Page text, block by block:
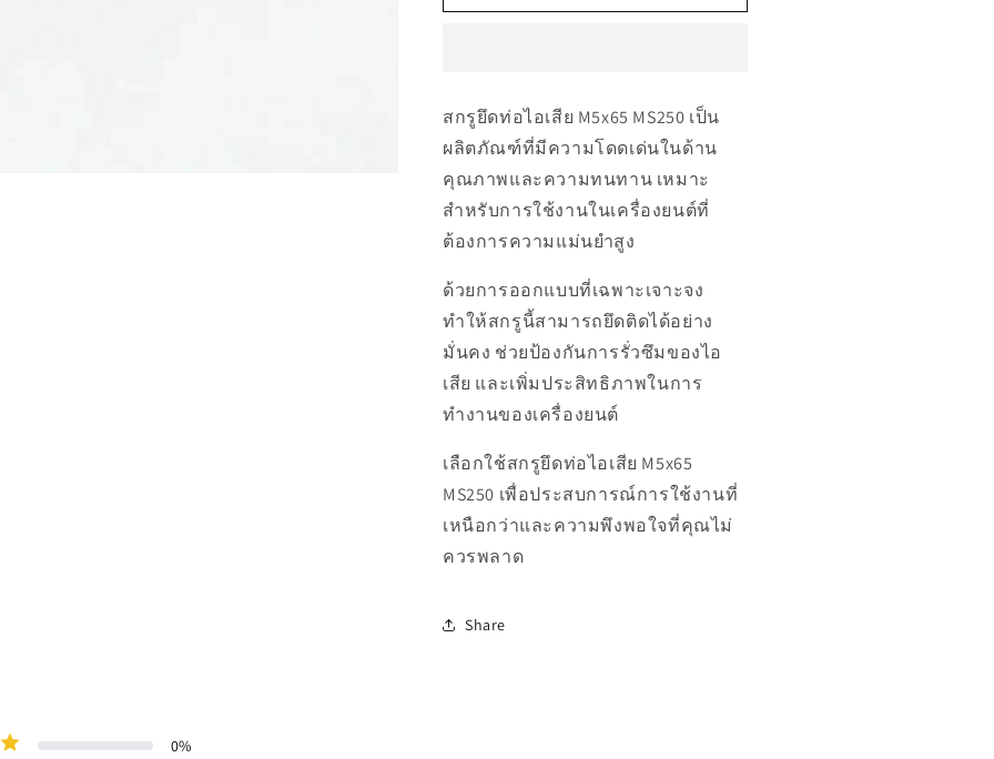
04841
ยึด
ท่อ
ไอ
เสีย
MS250
04841
ยึด
ท่อ
ไอ
เสีย
M5x65
MS250
สกรูยึดท่อไอเสีย M5x65 MS250 เป็น
ผลิตภัณฑ์ที่มีความโดดเด่นในด้าน
คุณภาพและความทนทาน เหมาะ
สำหรับการใช้งานในเครื่องยนต์ที่
ต้องการความแม่นยำสูง
ด้วยการออกแบบที่เฉพาะเจาะจง
ทำให้สกรูนี้สามารถยึดติดได้อย่าง
มั่นคง ช่วยป้องกันการรั่วซึมของไอ
เสีย และเพิ่มประสิทธิภาพในการ
ทำงานของเครื่องยนต์
เลือกใช้สกรูยึดท่อไอเสีย M5x65
MS250 เพื่อประสบการณ์การใช้งานที่
เหนือกว่าและความพึงพอใจที่คุณไม่
ควรพลาด
Share
0%